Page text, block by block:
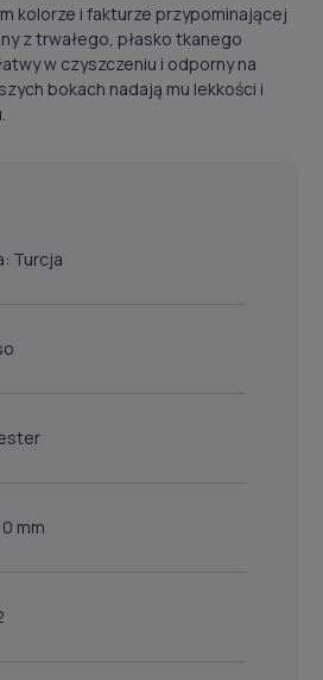
kolorze i fakturze przypominającej
z trwałego, płasko tkanego
w czyszczeniu i odporny na
bokach nadają mu lekkości i
Turcja
mm